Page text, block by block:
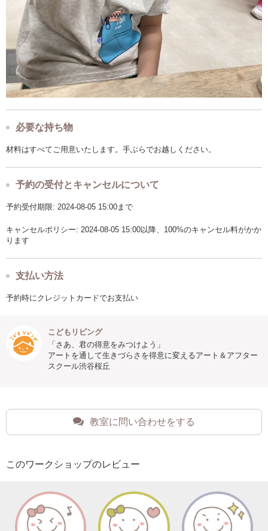
必要な持ち物
材料はすべてご用意いたします。手ぶらでお越しください。
予約の受付とキャンセルについて
予約受付期限: 2024-08-05 15:00まで
キャンセルポリシー: 2024-08-05 15:00以降、100%のキャンセル料がかか
ります
支払い方法
予約時にクレジットカードでお支払い
こどもリビング
「さあ、君の得意をみつけよう」
アートを通して生きづらさを得意に変えるアート＆アフター
スクール渋谷桜丘
教室に問い合わせをする
このワークショップのレビュー